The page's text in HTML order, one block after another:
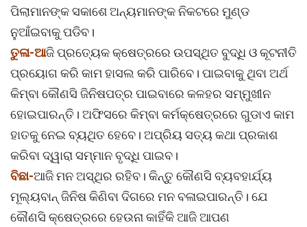
ପିଲାମାନଙ୍କ ସକାଶେ ଅନ୍ୟମାନଙ୍କ ନିକଟରେ ମୁଣ୍ଡ
ନୁଆଁଇବାକୁ ପଡିବ।
ତୁଳା-ଆଜି ପ୍ରତ୍ୟେକ କ୍ଷେତ୍ରରେ ଉପସ୍ଥିତ ବୁଦ୍ଧି ଓ କୂଟନୀତି
ପ୍ରୟୋଗ କରି କାମ ହାସଲ କରି ପାରିବେ। ପାଇବାକୁ ଥିବା ଅର୍ଥ
କିମ୍ବା କୌଣସି ଜିନିଷପତ୍ର ପାଇବାରେ କଳହର ସମ୍ମୁଖୀନ
ହୋଇପାରନ୍ତି। ଅଫିସରେ କିମ୍ବା କର୍ମକ୍ଷେତ୍ରରେ ଗୁଡାଏ କାମ
ହାତକୁ ନେଇ ବ୍ୟଥିତ ହେବେ। ଅପ୍ରିୟ ସତ୍ୟ କଥା ପ୍ରକାଶ
କରିବା ଦ୍ୱାରା ସମ୍ମାନ ବୃଦ୍ଧି ପାଇବ।
ବିଛା-ଆଜି ମନ ଅସ୍ଥିର ରହିବ। କିନ୍ତୁ କୌଣସି ବ୍ୟବହାର୍ଯ୍ୟ
ମୂଲ୍ୟବାନ୍ ଜିନିଷ କିଣିବା ଦିଗରେ ମନ ବଳାଇପାରନ୍ତି। ଯେ
କୌଣସି କ୍ଷେତ୍ରରେ ହେଉନା କାହିଁକି ଆଜି ଆପଣ